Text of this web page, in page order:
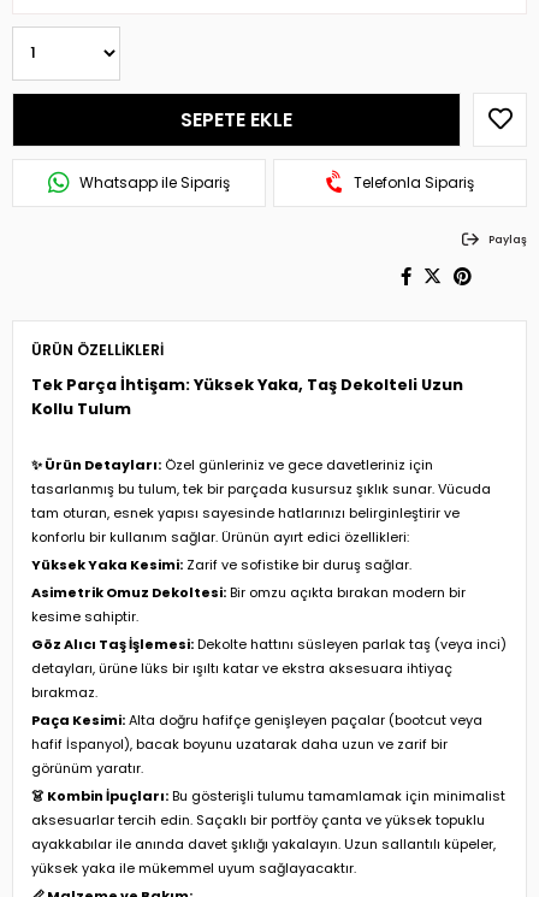
Whatsapp ile Sipariş Telefonla Sipariş
Paylaş
ÜRÜN ÖZELLIKLERI
Tek Parça İhtişam: Yüksek Yaka, Taş Dekolteli Uzun
Kollu Tulum
✨ Ürün Detayları: Özel günleriniz ve gece davetleriniz için
tasarlanmış bu tulum, tek bir parçada kusursuz şıklık sunar. Vücuda
tam oturan, esnek yapısı sayesinde hatlarınızı belirginleştirir ve
konforlu bir kullanım sağlar. Ürünün ayırt edici özellikleri:
Yüksek Yaka Kesimi: Zarif ve sofistike bir duruş sağlar.
Asimetrik Omuz Dekoltesi:Bir omzu açıkta bırakan modern bir
kesime sahiptir.
Göz Alıcı Taş İşlemesi:Dekolte hattını süsleyen parlak taş (veya inci)
detayları, ürüne lüks bir ışıltı katar ve ekstra aksesuara ihtiyaç
bırakmaz.
Paça Kesimi:Alta doğru hafifçe genişleyen paçalar (bootcut veya
hafif İspanyol), bacak boyunu uzatarak daha uzun ve zarif bir
görünüm yaratır.
👗 Kombin İpuçları:Bu gösterişli tulumu tamamlamak için minimalist
aksesuarlar tercih edin. Saçaklı bir portföy çanta ve yüksek topuklu
ayakkabılar ile anında davet şıklığı yakalayın. Uzun sallantılı küpeler,
yüksek yaka ile mükemmel uyum sağlayacaktır.